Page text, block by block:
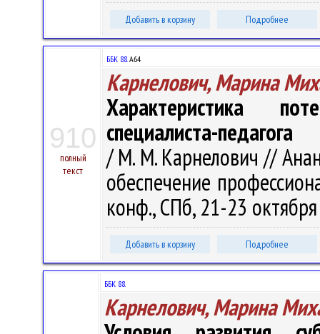
Добавить в корзину Подробнее
910
полный
текст
ББК 88.А64
Карнелович, Марина
Характеристика
специалиста-педагога
/ М. М. Карнелович //
обеспечение
конф., СПб, 21-23
Добавить в корзину Подробнее
ББК 88.
Карнелович, Марина